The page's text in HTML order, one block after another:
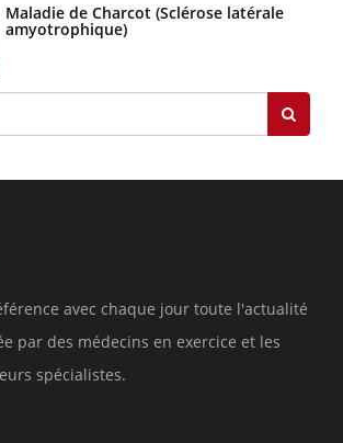
Maladie de Charcot (Sclérose latérale
amyotrophique)
avec chaque jour toute l'actualité
par des médecins en exercice et les
spécialistes.